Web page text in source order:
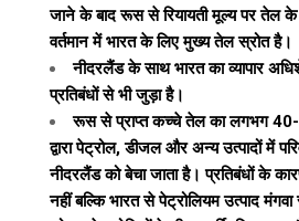
जाने के बाद रूस से रियायती मूल्य पर
वर्तमान में भारत के लिए मुख्य तेल स्रोत है।
नीदरलैंड के साथ भारत का व्यापार
प्रतिबंधों से भी जुड़ा है।
रूस से प्राप्त कच्चे तेल का लगभग 40-
द्वारा पेट्रोल, डीजल और अन्य उत्पादों में
नीदरलैंड को बेचा जाता है। प्रतिबंधों के
नहीं बल्कि भारत से पेट्रोलियम उत्पाद